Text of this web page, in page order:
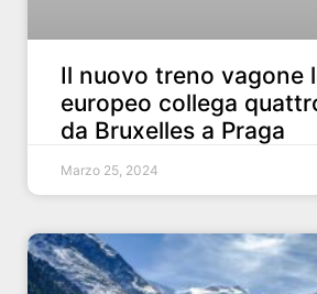
Il nuovo treno vagone
europeo collega
da Bruxelles a Praga
Marzo 25, 2024